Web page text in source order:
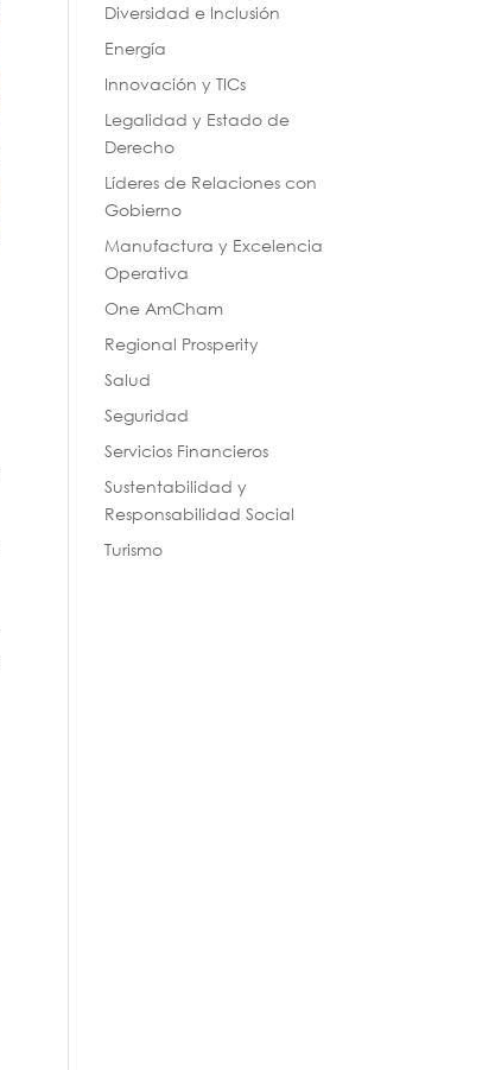
Diversidad e Inclusión
Energía
Innovación y TICs
Legalidad y Estado de
Derecho
Líderes de Relaciones con
Gobierno
Manufactura y Excelencia
Operativa
One AmCham
Regional Prosperity
Salud
Seguridad
Servicios Financieros
Sustentabilidad y
Responsabilidad Social
Turismo